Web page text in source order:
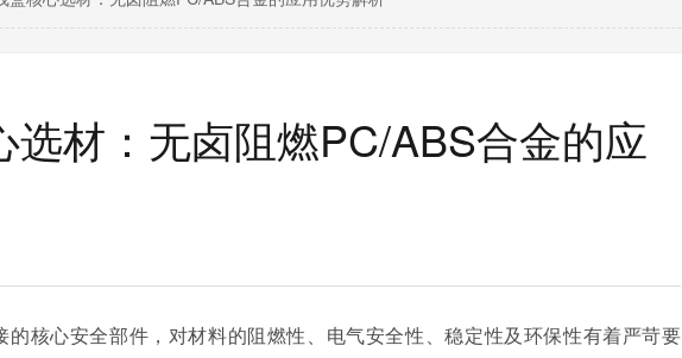
选材：无卤阻燃PC/ABS合金的应
的核心安全部件，对材料的阻燃性、电气安全性、稳定性及环保性有着严苛要